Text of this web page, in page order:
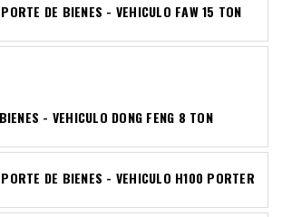
DE BIENES - VEHICULO FAW 15 TON
- VEHICULO DONG FENG 8 TON
DE BIENES - VEHICULO H100 PORTER